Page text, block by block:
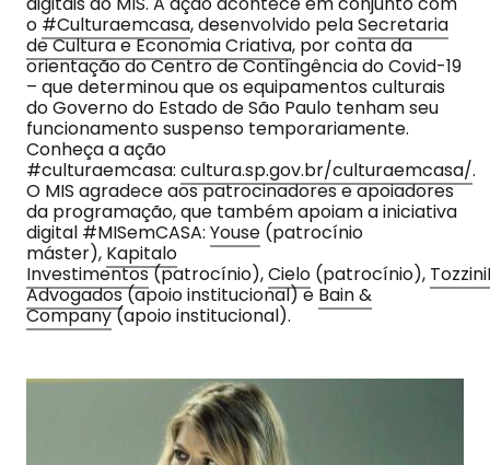
o #Culturaemcasa, desenvolvido pelaSecretaria
de Cultura e Economia Criativa, por conta da
orientação do Centro de Contingência do Covid-19
– que determinou que os equipamentos culturais
do Governo do Estado de São Paulo tenham seu
funcionamento suspenso temporariamente.
Conheça a ação
#culturaemcasa: cultura.sp.gov.br/culturaemcasa/.
O MIS agradece aos patrocinadores e apoiadores
da programação, que também apoiam a iniciativa
digital #MISemCASA: Youse (patrocínio
máster), Kapitalo
Investimentos(patrocínio),Cielo (patrocínio),
Advogados(apoio institucional) e Bain &
Company(apoio institucional).